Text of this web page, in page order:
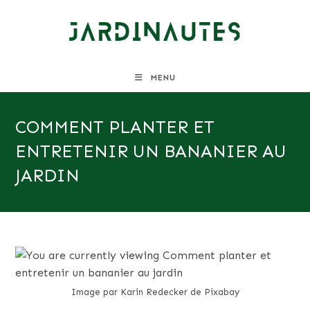
MENU
COMMENT PLANTER ET
ENTRETENIR UN BANANIER AU
JARDIN
Image par Karin Redecker de Pixabay